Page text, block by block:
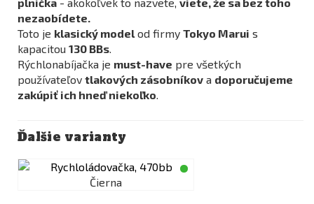
nezaobídete.
Toto je klasický model od firmy Tokyo Marui s
kapacitou 130 BBs.
Rýchlonabíjačka je must-have pre všetkých
používateľov tlakových zásobníkov a doporučujeme
zakúpiť ich hneď niekoľko.
Ďalšie varianty
Čierna